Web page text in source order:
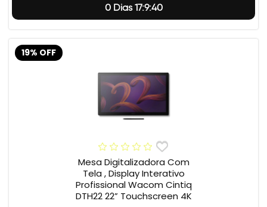
0 Dias 17:9:39
19% OFF
Mesa Digitalizadora Com
Tela , Display Interativo
Profissional Wacom Cintiq
DTH22 22” Touchscreen 4K